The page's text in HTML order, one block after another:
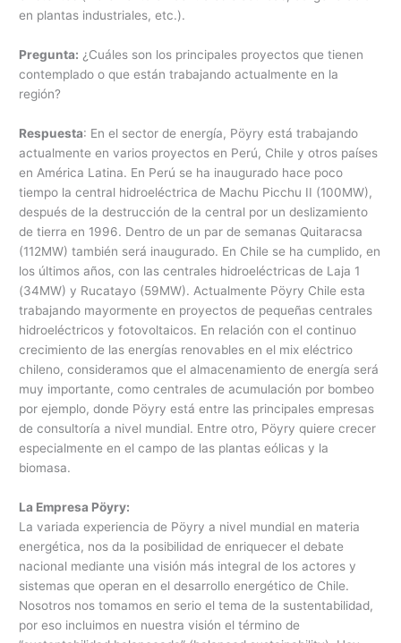
en plantas industriales, etc.).
Pregunta: ¿Cuáles son los principales proyectos que tienen
contemplado o que están trabajando actualmente en la
región?
Respuesta: En el sector de energía, Pöyry está trabajando
actualmente en varios proyectos en Perú, Chile y otros países
en América Latina. En Perú se ha inaugurado hace poco
tiempo la central hidroeléctrica de Machu Picchu II (100MW),
después de la destrucción de la central por un deslizamiento
de tierra en 1996. Dentro de un par de semanas Quitaracsa
(112MW) también será inaugurado. En Chile se ha cumplido, en
los últimos años, con las centrales hidroeléctricas de Laja 1
(34MW) y Rucatayo (59MW). Actualmente Pöyry Chile esta
trabajando mayormente en proyectos de pequeñas centrales
hidroeléctricos y fotovoltaicos. En relación con el continuo
crecimiento de las energías renovables en el mix eléctrico
chileno, consideramos que el almacenamiento de energía será
muy importante, como centrales de acumulación por bombeo
por ejemplo, donde Pöyry está entre las principales empresas
de consultoría a nivel mundial. Entre otro, Pöyry quiere crecer
especialmente en el campo de las plantas eólicas y la
biomasa.
La Empresa Pöyry:
La variada experiencia de Pöyry a nivel mundial en materia
energética, nos da la posibilidad de enriquecer el debate
nacional mediante una visión más integral de los actores y
sistemas que operan en el desarrollo energético de Chile.
Nosotros nos tomamos en serio el tema de la sustentabilidad,
por eso incluimos en nuestra visión el término de